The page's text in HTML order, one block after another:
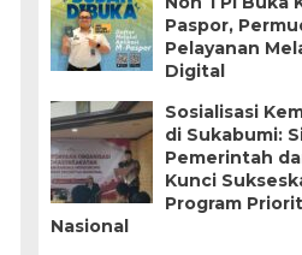
Paspor,
Pelayanan
Digital
Sosialisasi
di Sukabumi:
Pemerintah
Kunci
Program
Nasional